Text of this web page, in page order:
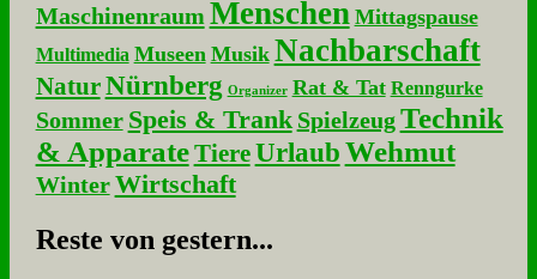
Maschinenraum Menschen Mittagspause
Multimedia Museen Musik Nachbarschaft
NaturNürnberg Organizer Rat & Tat Renngurke
Sommer Speis & Trank Spielzeug Technik
& Apparate Tiere UrlaubWehmut
Winter Wirtschaft
Re­ste von ge­stern...